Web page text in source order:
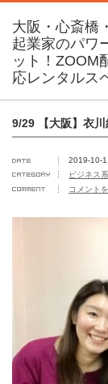
9/29 【大阪】衣川
2019-10-1
ビジネス系
コメント